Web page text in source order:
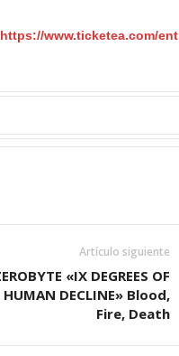
https://www.ticketea.com/
Artículo siguiente
«IX DEGREES OF
HUMAN DECLINE» Blood,
Fire, Death